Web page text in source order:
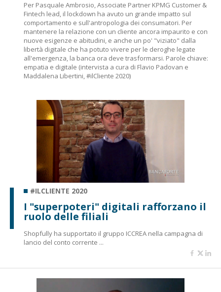
Per Pasquale Ambrosio, Associate Partner KPMG Customer &
Fintech lead, il lockdown ha avuto un grande impatto sul
comportamento e sull'antropologia dei consumatori. Per
mantenere la relazione con un cliente ancora impaurito e con
nuove esigenze e abitudini, e anche un po' "viziato" dalla
libertà digitale che ha potuto vivere per le deroghe legate
all'emergenza, la banca ora deve trasformarsi. Parole chiave:
empatia e digitale (intervista a cura di Flavio Padovan e
Maddalena Libertini, #ilCliente 2020)
#ILCLIENTE 2020
I "superpoteri" digitali rafforzano il
ruolo delle filiali
Shopfully ha supportato il gruppo ICCREA nella campagna di
lancio del conto corrente ...